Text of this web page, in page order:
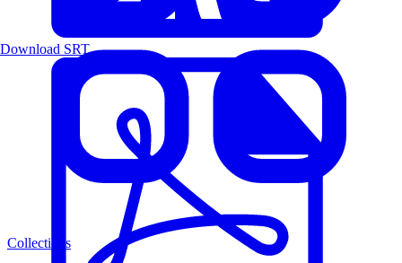
Collections
Download SRT